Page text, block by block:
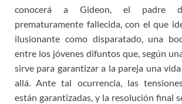
conocerá a Gideon, el padre
prematuramente fallecida, con el que
ilusionante como disparatado, una
entre los jóvenes difuntos que, según
sirve para garantizar a la pareja una
allá. Ante tal ocurrencia, las
están garantizadas, y la resolución final